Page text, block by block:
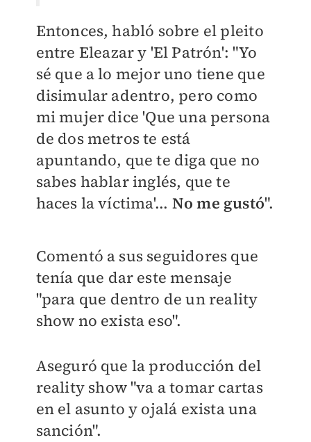
Entonces, habló sobre el pleito
entre Eleazar y 'El Patrón': "Yo
sé que a lo mejor uno tiene que
disimular adentro, pero como
mi mujer dice 'Que una persona
de dos metros te está
apuntando, que te diga que no
sabes hablar inglés, que te
haces la víctima'... No me gustó".
Comentó a sus seguidores que
tenía que dar este mensaje
"para que dentro de un reality
show no exista eso".
Aseguró que la producción del
reality show "va a tomar cartas
en el asunto y ojalá exista una
sanción".